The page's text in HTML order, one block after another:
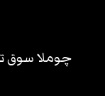
چوملا سوق